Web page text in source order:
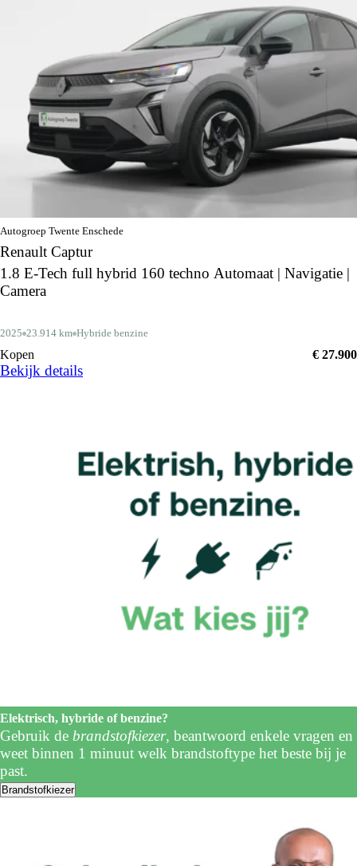
Autogroep Twente Enschede
Renault Captur
1.8 E-Tech full hybrid 160 techno Automaat | Navigatie |
Camera
2025 23.914 km Hybride benzine
Kopen € 27.900
Bekijk details
Elektrisch, hybride of benzine?
Gebruik de brandstofkiezer, beantwoord enkele vragen en
weet binnen 1 minuut welk brandstoftype het beste bij je
past.
Brandstofkiezer